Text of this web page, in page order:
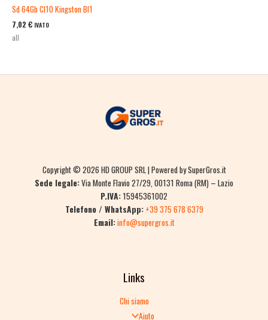
Sd 64Gb Cl10 Kingston Bl1
7,02 € IVATO
all
Copyright © 2026 HD GROUP SRL | Powered by SuperGros.it
Sede legale:Via Monte Flavio 27/29, 00131 Roma (RM) – Lazio
P.IVA:15945361002
Telefono / WhatsApp: +39 375 678 6379
Email:info@supergros.it
Links
Chi siamo
Aiuto